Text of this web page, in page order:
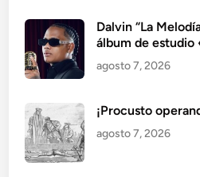
Dalvin “La
álbum de estudio
agosto 7, 2026
¡Procusto
agosto 7, 2026